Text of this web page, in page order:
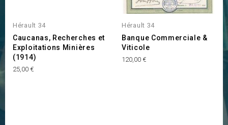
Hérault 34
Caucanas, Recherches et
Exploitations Minières
(1914)
Prix
25,00 €
Hérault 34
Banque Commerciale &
Viticole
Prix
120,00 €